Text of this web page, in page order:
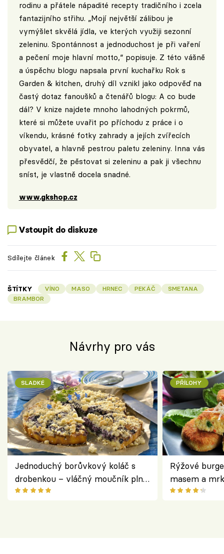
rodinu a přátele nápadité recepty tradičního i zcela
fantazijního střihu. „Mojí největší zálibou je
vymýšlet skvělá jídla, ve kterých využiji sezonní
zeleninu. Spontánnost a jednoduchost je při vaření
a pečení moje hlavní motto,“ popisuje. Z této vášně
a úspěchu blogu napsala první kuchařku Rok s
Garden & kitchen, druhý díl vznikl jako odpověď na
častý dotaz fanoušků a čtenářů blogu: A co bude
dál? V knize najdete mnoho lahodných pokrmů,
které si můžete uvařit po příchodu z práce i o
víkendu, krásné fotky zahrady a jejích zvířecích
obyvatel, a hlavně pestrou paletu zeleniny. Inna vás
přesvědčí, že pěstovat si zeleninu a pak ji všechnu
sníst, je vlastně docela snadné.
www.gkshop.cz
Vstoupit do diskuze
Sdílejte článek
ŠTÍTKY VÍNO MASO HRNEC PEKÁČ
SMETANA
BRAMBOR
Návrhy pro vás
SLADKÉ
Jednoduchý borůvkový koláč s
drobenkou – vláčný moučník plný
ovoce
PŘÍLOHY
Rýžové
masem a
salátem –